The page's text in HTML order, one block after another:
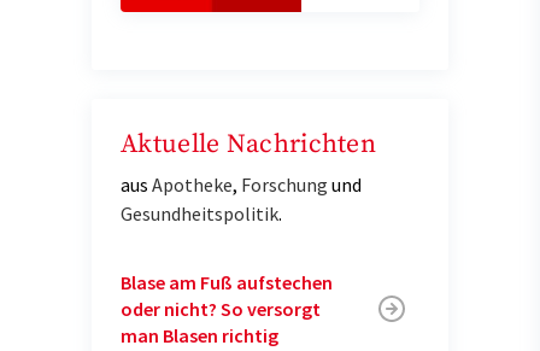
Aktuelle Nachrichten
aus Apotheke, Forschung und
Gesundheitspolitik.
Blase am Fuß aufstechen
oder nicht? So versorgt
man Blasen richtig